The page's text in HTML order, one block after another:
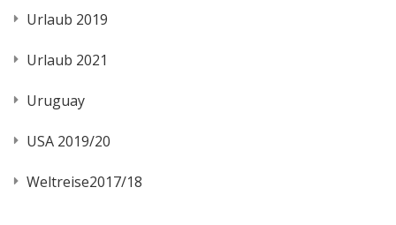
Urlaub 2019
Urlaub 2021
Uruguay
USA 2019/20
Weltreise2017/18